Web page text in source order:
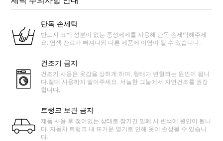
단독 손세탁
반드시 표백 성분이 없는 중성세제를 사용해 단독 손세탁해주세
요. 염색 잔료가 빠져나와 다른 제품에 이염이 될 수 있습니다.
건조기 금지
건조기 사용은 옷감을 상하게 하며, 형태가 변형되는 원인이 됩니
다.절대 사용하지 말아주세요. 서늘한 그늘에서 자연건조를 권장
합니다.
트렁크 보관 금지
제품 사용 후 젖어있는 상태로 장기간 밀폐 시 변색에 원인이 됩니
다. 자동차 트렁크 내 뜨거운 열기로 인해 옷이 손상될 수 있습니
다.